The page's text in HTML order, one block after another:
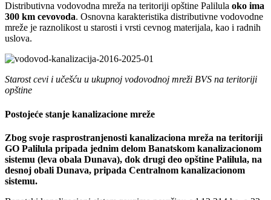
Distributivna vodovodna mreža na teritoriji opštine Palilula oko ima
300 km cevovoda. Osnovna karakteristika distributivne vodovodne
mreže je raznolikost u starosti i vrsti cevnog materijala, kao i radnih
uslova.
Starost cevi i učešću u ukupnoj vodovodnoj mreži BVS na teritoriji
opštine
Postojeće stanje kanalizacione mreže
Zbog svoje rasprostranjenosti kanalizaciona mreža na teritoriji
GO Palilula pripada jednim delom Banatskom kanalizacionom
sistemu (leva obala Dunava), dok drugi deo opštine Palilula, na
desnoj obali Dunava, pripada Centralnom kanalizacionom
sistemu.